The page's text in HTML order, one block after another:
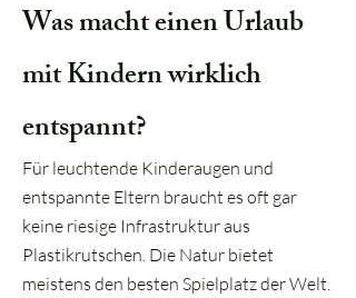
Was macht einen Urlaub
mit Kindern wirklich
entspannt?
Für leuchtende Kinderaugen und
entspannte Eltern braucht es oft gar
keine riesige Infrastruktur aus
Plastikrutschen. Die Natur bietet
meistens den besten Spielplatz der Welt.